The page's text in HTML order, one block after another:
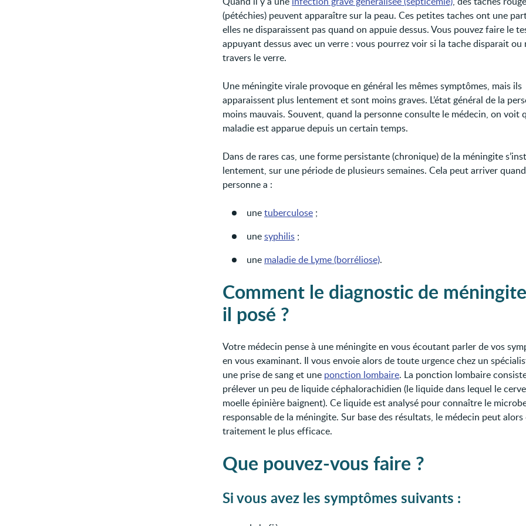
(pétéchies) peuvent apparaître sur la peau. Ces petites taches ont une
elles ne disparaissent pas quand on appuie dessus. Vous pouvez faire le
appuyant dessus avec un verre : vous pourrez voir si la tache disparait ou
travers le verre.
Une méningite virale provoque en général les mêmes symptômes, mais ils
apparaissent plus lentement et sont moins graves. L’état général de la
moins mauvais. Souvent, quand la personne consulte le médecin, on voit
maladie est apparue depuis un certain temps.
Dans de rares cas, une forme persistante (chronique) de la méningite
lentement, sur une période de plusieurs semaines. Cela peut arriver
personne a :
unetuberculose ;
unesyphilis ;
une maladie de Lyme (borréliose).
Comment le diagnostic de
il posé ?
Votre médecin pense à une méningite en vous écoutant parler de vos
en vous examinant. Il vous envoie alors de toute urgence chez un
une prise de sang et une ponction lombaire. La ponction lombaire
prélever un peu de liquide céphalorachidien (le liquide dans lequel le
moelle épinière baignent). Ce liquide est analysé pour connaître le
responsable de la méningite. Sur base des résultats, le médecin peut
traitement le plus efficace.
Que pouvez-vous faire ?
Si vous avez les symptômes suivants :